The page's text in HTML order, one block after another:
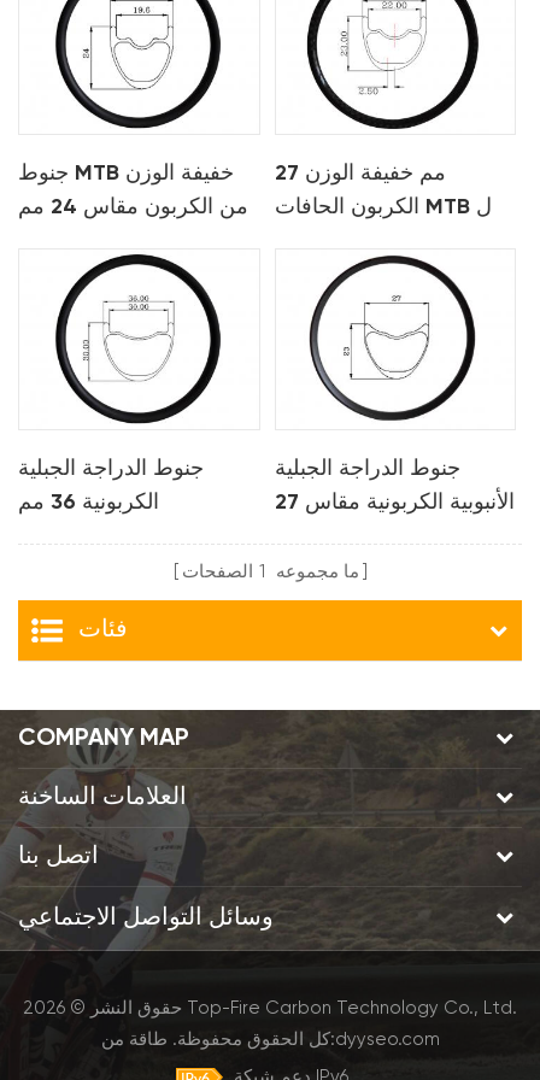
جنوط MTB خفيفة الوزن
من الكربون مقاس 24 مم
27 مم خفيفة الوزن
الكربون الحافات MTB ل
جنوط الدراجة الجبلية
الكربونية 36 مم
جنوط الدراجة الجبلية
الأنبوبية الكربونية مقاس 27
ما مجموعه 1 الصفحات
فئات
COMPANY MAP
العلامات الساخنة
اتصل بنا
وسائل التواصل الاجتماعي
حقوق النشر © 2026 Top-Fire Carbon Technology Co., Ltd.
كل الحقوق محفوظة.طاقة من:dyyseo.com